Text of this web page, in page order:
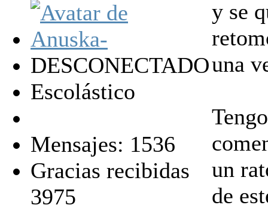
DESCONECTADO
Escolástico
Mensajes: 1536
Gracias recibidas
3975
y se
una
un
de